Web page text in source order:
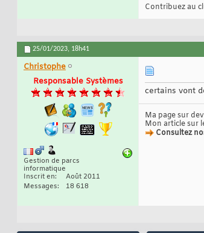
Contribuez au
25/01/2023, 18h41
Christophe
Responsable Systèmes
Gestion de parcs
informatique
Inscrit en
Août 2011
Messages
18 618
certains vont
Ma page sur
Mon article sur
Consultez